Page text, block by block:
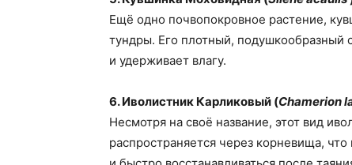
Ещё одно почвопокровное растение,
тундры. Его плотный, подушкообразный
и удерживает влагу.
6. Иволистник Карликовый (Chamerion
Несмотря на своё название, этот вид
распространяется через корневища,